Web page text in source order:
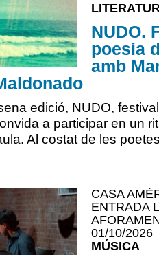
NUDO.
poesia
amb
edició, NUDO,
a participar en un
Al costat de les
CASA
ENTRADA
01/10/2026
MÚSICA